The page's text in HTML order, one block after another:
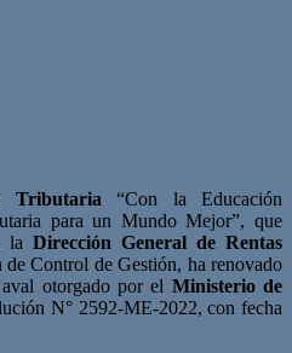
Tributaria “Con la Educación
para un Mundo Mejor”, que
la Dirección General de Rentas
Control de Gestión, ha renovado
otorgado por el Ministerio de
N° 2592-ME-2022, con fecha